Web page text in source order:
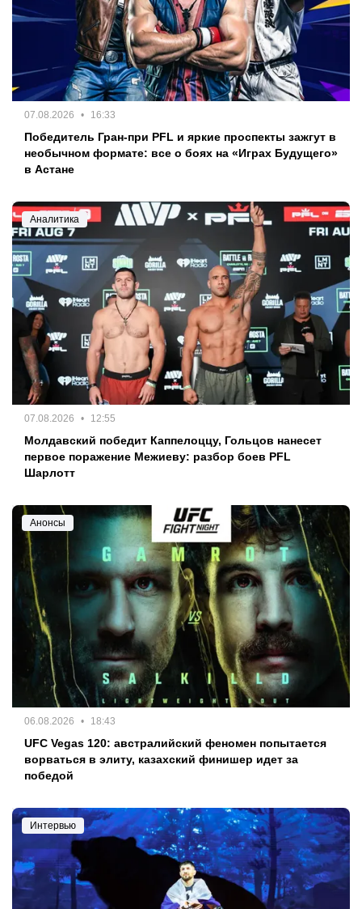
07.08.2026 16:33
Победитель Гран-при PFL и яркие проспекты зажгут в
необычном формате: все о боях на «Играх Будущего»
в Астане
Аналитика
07.08.2026 12:55
Молдавский победит Каппелоццу, Гольцов нанесет
первое поражение Межиеву: разбор боев PFL
Шарлотт
Анонсы
06.08.2026 18:43
UFC Vegas 120: австралийский феномен попытается
ворваться в элиту, казахский финишер идет за
победой
Интервью